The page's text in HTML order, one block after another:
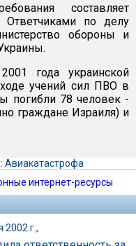
составляет
Ответчиками по делу
обороны и
года украинской
учений сил ПВО в
погибли 78 человек -
граждане Израиля) и
Авиакатастрофа
интернет-ресурсы
2002 г.,